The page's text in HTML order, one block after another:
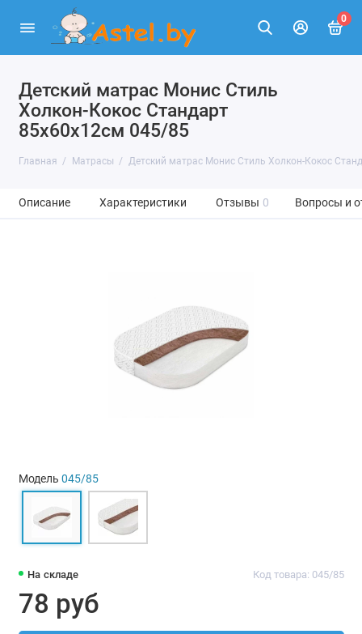
0
Детский матрас Монис Стиль
Холкон-Кокос Стандарт
85х60х12см 045/85
Главная Матрасы Детский матрас Монис Стиль Холкон-Кокос
Описание Характеристики Отзывы 0 Вопросы и
На складе Код товара: 045/85
78 руб
Модель 045/85